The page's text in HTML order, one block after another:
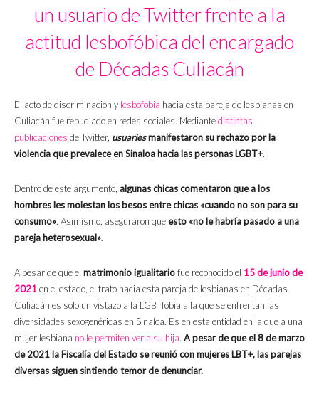
un usuario de Twitter frente a la
actitud lesbofóbica del encargado
de Décadas Culiacán
El acto de discriminación y lesbofobia hacia esta pareja de lesbianas en
Culiacán fue repudiado en redes sociales. Mediantedistintas
publicaciones de Twitter, usuariesmanifestaron su rechazo por la
violencia que prevalece en Sinaloa hacia las personas LGBT+.
Dentro de este argumento, algunas chicas comentaron que a los
hombres les molestan los besos entre chicas «cuando no son para su
consumo». Asimismo, aseguraron queesto «no le habría pasado a una
pareja heterosexual».
A pesar de que el matrimonio igualitariofue reconocido el 15 de junio de
2021en el estado, el trato hacia esta pareja de lesbianas en Décadas
Culiacán es solo un vistazo a la LGBTfobia a la que se enfrentan las
diversidades sexogenéricas en Sinaloa. Es en esta entidad en la que a una
mujer lesbiana no le permiten ver a su hija. A pesar de que el 8 de marzo
de 2021 la Fiscalía del Estado se reunió con mujeres LBT+, las parejas
diversas siguen sintiendo temor de denunciar.